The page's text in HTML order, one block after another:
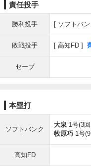
責任投手
勝利投手 ソフトバン
敗戦投手 高知FD
セーブ
本塁打
ソフトバンク
大泉 1号(3
牧原巧 1号
高知FD